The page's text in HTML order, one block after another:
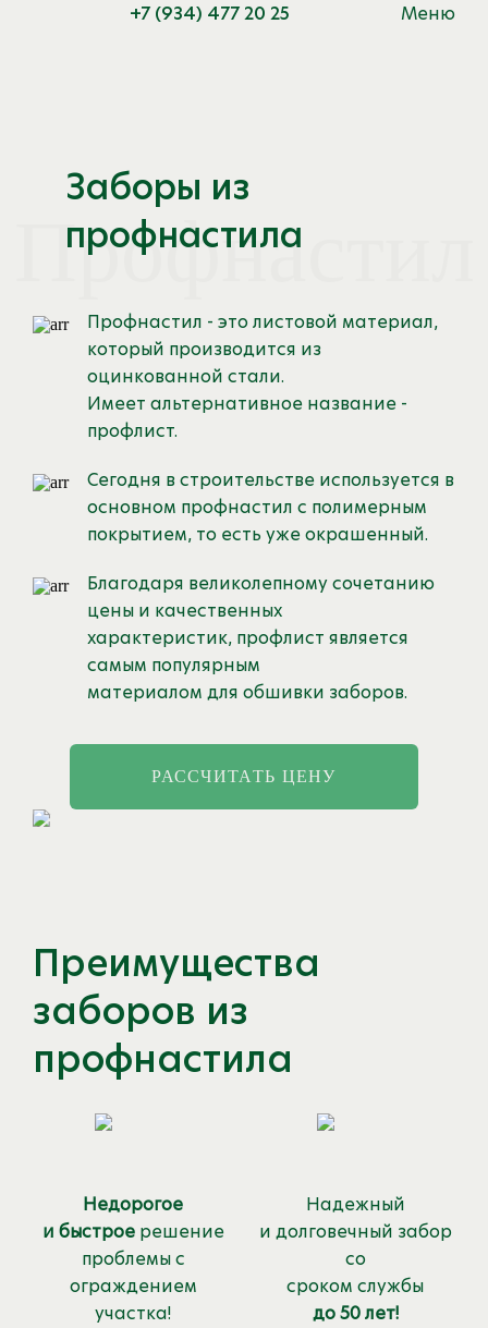
+7 (934) 477 20 25 Меню
Профнастил
Заборы из
профнастила
Профнастил - это листовой материал,
который производится из
оцинкованной стали.
Имеет альтернативное название -
профлист.
Сегодня в строительстве используется в
основном профнастил с полимерным
покрытием, то есть уже окрашенный.
Благодаря великолепному сочетанию
цены и качественных
характеристик, профлист является
самым популярным
материалом для обшивки заборов.
РАССЧИТАТЬ ЦЕНУ
Преимущества
заборов из
профнастила
Недорогое
и быстроерешение
проблемы с
ограждением
участка!
Надежный
и долговечный забор
со
сроком службы
до 50 лет!